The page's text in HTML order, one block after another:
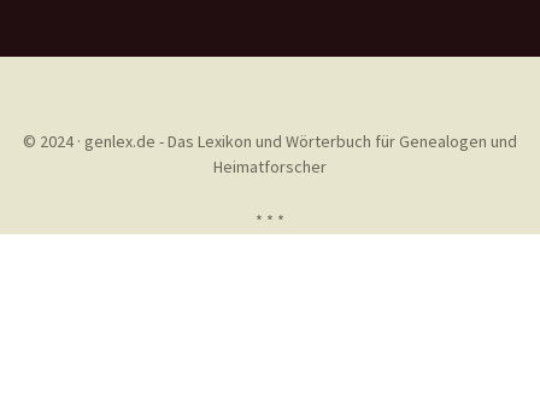
© 2024 · genlex.de - Das Lexikon und Wörterbuch für Genealogen und
Heimatforscher
* * *